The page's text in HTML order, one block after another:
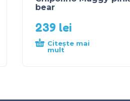
bear
239 lei
Citește mai
mult